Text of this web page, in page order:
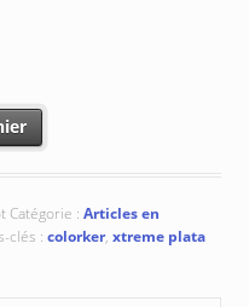
cm
Catégorie : Articles en
clés : colorker, xtreme plata